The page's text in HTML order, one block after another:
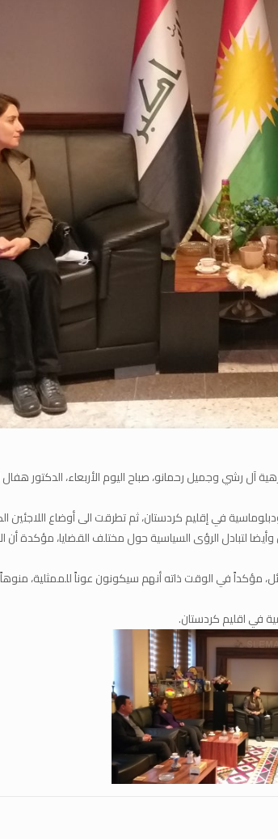
آل رشي وجميل رحمانو، صباح اليوم الأربعاء، الدكتور
في إقليم كردستان، ثم تطرقت الى أوضاع اللاجئين
لتبادل الرؤى السياسية حول مختلف القضايا،
مؤكداً في الوقت ذاته أنهم سيكونون عوناً للممثلية،
في اقليم كردستان.